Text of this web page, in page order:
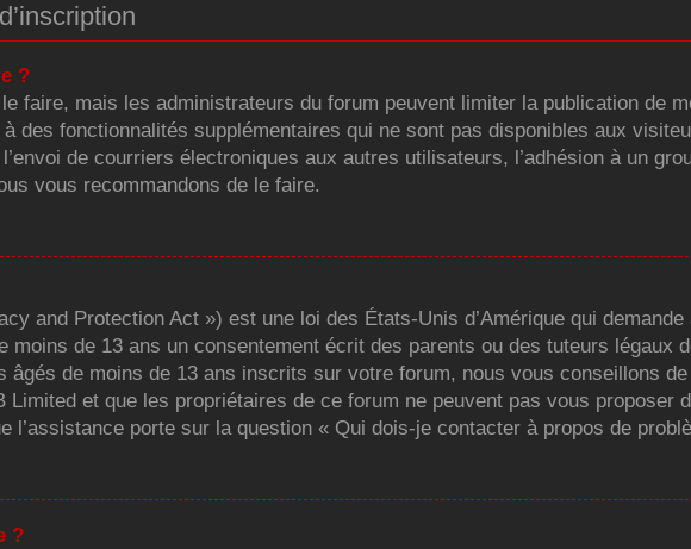
?
le faire, mais les administrateurs du forum peuvent limiter la publication de
des fonctionnalités supplémentaires qui ne sont pas disponibles aux
de courriers électroniques aux autres utilisateurs, l’adhésion à un
vous recommandons de le faire.
and Protection Act ») est une loi des États-Unis d’Amérique qui
moins de 13 ans un consentement écrit des parents ou des tuteurs
âgés de moins de 13 ans inscrits sur votre forum, nous vous conseillons
Limited et que les propriétaires de ce forum ne peuvent pas vous proposer
porte sur la question « Qui dois-je contacter à propos de
?